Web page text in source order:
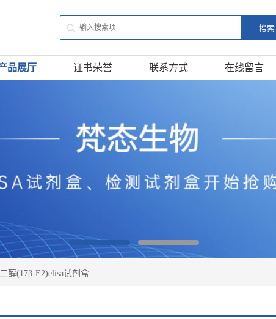
品展厅 证书荣誉 联系方式 在线留言
醇(17β-E2)elisa试剂盒